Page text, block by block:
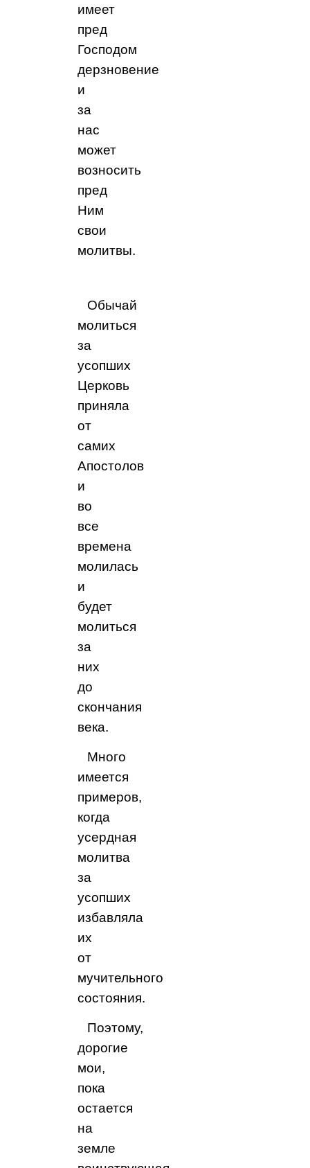
имеет
пред
Господом
дерзновение
и
за
нас
может
возносить
пред
Ним
свои
молитвы.
Обычай
молиться
за
усопших
Церковь
приняла
от
самих
Апостолов
и
во
все
времена
молилась
и
будет
молиться
за
них
до
скончания
века.
Много
имеется
примеров,
когда
усердная
молитва
за
усопших
избавляла
их
от
мучительного
состояния.
Поэтому,
дорогие
мои,
пока
остается
на
земле